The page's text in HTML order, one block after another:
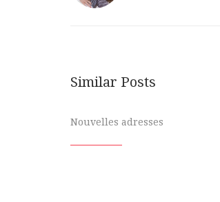
Similar Posts
Nouvelles adresses